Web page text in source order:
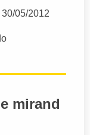
05/2012
mirand